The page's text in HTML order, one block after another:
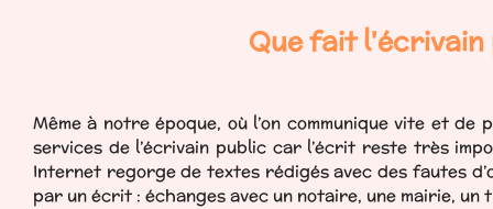
Que fait l'écrivain
Même à notre époque, où l’on communique vite et
services de l’écrivain public car l’écrit reste très
Internet regorge de textes rédigés avec des fautes
par un écrit : échanges avec un notaire, une mairie, un